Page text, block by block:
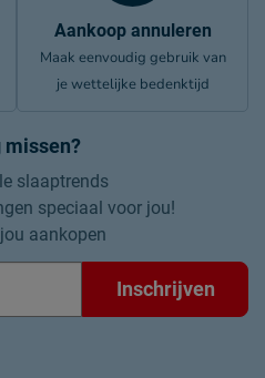
Aankoop annuleren
Maak eenvoudig gebruik van
je wettelijke bedenktijd
missen?
slaaptrends
speciaal voor jou!
aankopen
Inschrijven